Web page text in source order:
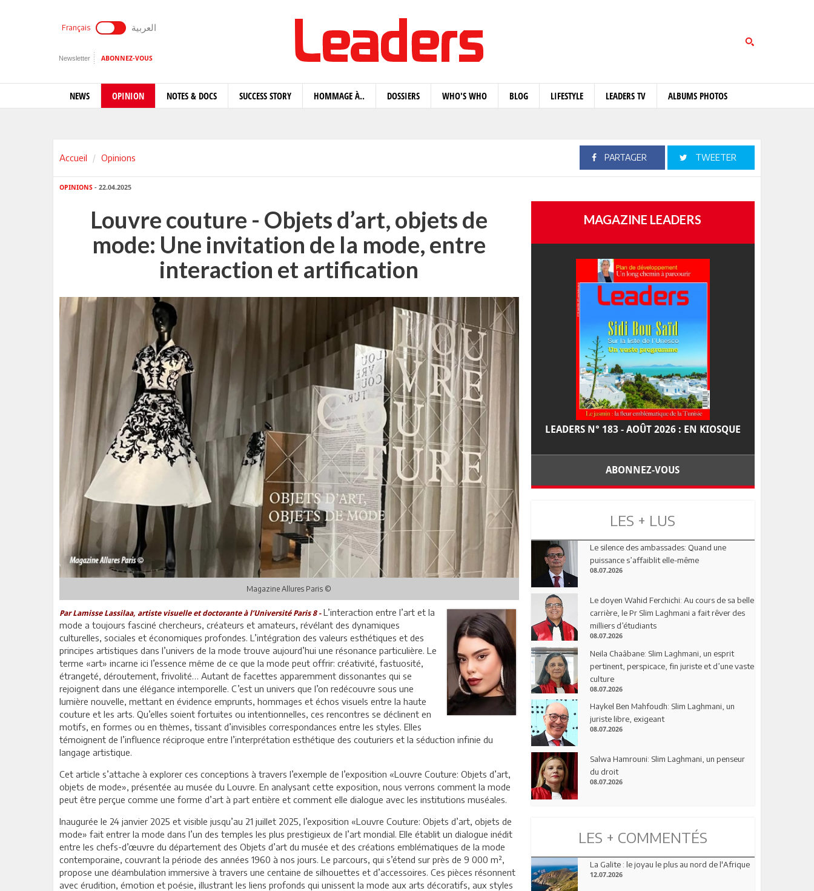
Français العربية
Newsletter ABONNEZ-VOUS
NEWS OPINION NOTES & DOCS SUCCESS STORY HOMMAGE À.. DOSSIERS WHO'S WHO BLOG LIFESTYLE LEADERS TV ALBUMS PHOTOS
Accueil Opinions PARTAGER TWEETER
OPINIONS - 22.04.2025
Louvre couture - Objets d’art, objets de
mode: Une invitation de la mode, entre
interaction et artification
Magazine Allures Paris ©
Par Lamisse Lassilaa, artiste visuelle et doctorante à l’Université Paris 8 -L’interaction entre l’art et la
mode a toujours fasciné chercheurs, créateurs et amateurs, révélant des dynamiques
culturelles, sociales et économiques profondes. L’intégration des valeurs esthétiques et des
principes artistiques dans l’univers de la mode trouve aujourd’hui une résonance particulière. Le
terme «art» incarne ici l’essence même de ce que la mode peut offrir: créativité, fastuosité,
étrangeté, déroutement, frivolité… Autant de facettes apparemment dissonantes qui se
rejoignent dans une élégance intemporelle. C’est un univers que l’on redécouvre sous une
lumière nouvelle, mettant en évidence emprunts, hommages et échos visuels entre la haute
couture et les arts. Qu’elles soient fortuites ou intentionnelles, ces rencontres se déclinent en
motifs, en formes ou en thèmes, tissant d’invisibles correspondances entre les styles. Elles
témoignent de l’influence réciproque entre l’interprétation esthétique des couturiers et la séduction infinie du
langage artistique.
Cet article s’attache à explorer ces conceptions à travers l’exemple de l’exposition «Louvre Couture: Objets d’art,
objets de mode», présentée au musée du Louvre. En analysant cette exposition, nous verrons comment la mode
peut être perçue comme une forme d’art à part entière et comment elle dialogue avec les institutions muséales.
Inaugurée le 24 janvier 2025 et visible jusqu’au 21 juillet 2025, l’exposition «Louvre Couture: Objets d’art, objets de
mode» fait entrer la mode dans l’un des temples les plus prestigieux de l’art mondial. Elle établit un dialogue inédit
entre les chefs-d’œuvre du département des Objets d’art du musée et des créations emblématiques de la mode
contemporaine, couvrant la période des années 1960 à nos jours. Le parcours, qui s’étend sur près de 9 000 m²,
propose une déambulation immersive à travers une centaine de silhouettes et d’accessoires. Ces pièces résonnent
avec érudition, émotion et poésie, illustrant les liens profonds qui unissent la mode aux arts décoratifs, aux styles
MAGAZINE LEADERS
LEADERS N° 183 - AOÛT 2026 : EN KIOSQUE
ABONNEZ-VOUS
LES + LUS
Le silence des ambassades: Quand une
puissance s’affaiblit elle-même
08.07.2026
Le doyen Wahid Ferchichi: Au cours de sa belle
carrière, le Pr Slim Laghmani a fait rêver des
milliers d’étudiants
08.07.2026
Neila Chaâbane: Slim Laghmani, un esprit
pertinent, perspicace, fin juriste et d’une vaste
culture
08.07.2026
Haykel Ben Mahfoudh: Slim Laghmani, un
juriste libre, exigeant
08.07.2026
Salwa Hamrouni: Slim Laghmani, un penseur
du droit
08.07.2026
LES + COMMENTÉS
La Galite : le joyau le plus au nord de l'Afrique
12.07.2026